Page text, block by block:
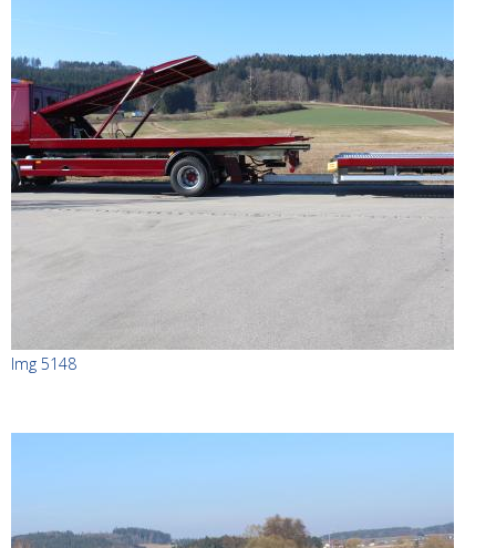
Img 5148